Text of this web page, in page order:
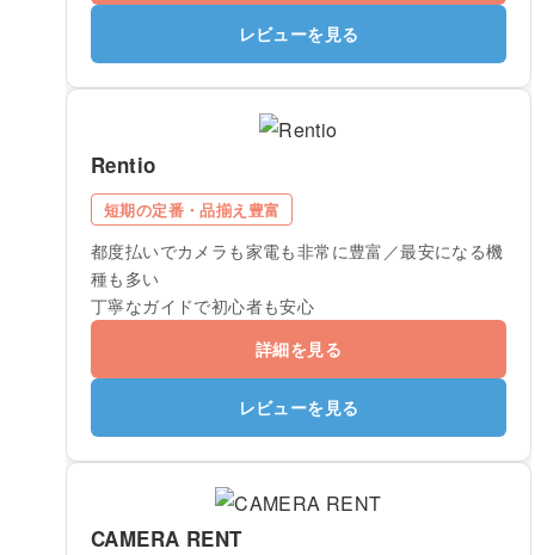
レビューを見る
Rentio
短期の定番・品揃え豊富
都度払いでカメラも家電も非常に豊富／最安になる機
種も多い
丁寧なガイドで初心者も安心
詳細を見る
レビューを見る
CAMERA RENT